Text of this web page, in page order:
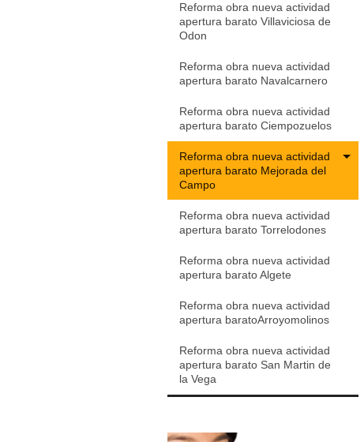
Reforma obra nueva actividad
apertura barato Villaviciosa de
Odon
Reforma obra nueva actividad
apertura barato Navalcarnero
Reforma obra nueva actividad
apertura barato Ciempozuelos
Reforma obra nueva actividad
apertura barato Mejorada del
Campo
Reforma obra nueva actividad
apertura barato Torrelodones
Reforma obra nueva actividad
apertura barato Algete
Reforma obra nueva actividad
apertura baratoArroyomolinos
Reforma obra nueva actividad
apertura barato San Martin de
la Vega